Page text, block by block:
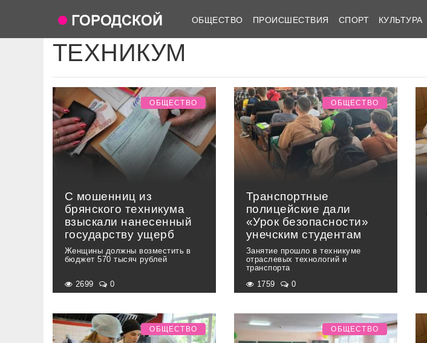
ОБЩЕСТВО ПРОИСШЕСТВИЯ СПОРТ КУЛЬТУРА
ТЕХНИКУМ
С мошенниц из
брянского техникума
взыскали нанесенный
государству ущерб
Женщины должны возместить в
бюджет 570 тысяч рублей
ОБЩЕСТВО
2699 0
Транспортные
полицейские дали
«Урок безопасности»
унечским студентам
Занятие прошло в техникуме
отраслевых технологий и
транспорта
ОБЩЕСТВО
1759 0
ОБЩЕСТВО ОБЩЕСТВО